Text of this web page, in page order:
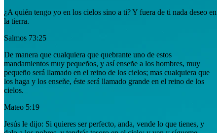
¿A quién tengo yo en los cielos sino a ti? Y fuera de ti nada deseo en
la tierra.
Salmos 73:25
De manera que cualquiera que quebrante uno de estos
mandamientos muy pequeños, y así enseñe a los hombres, muy
pequeño será llamado en el reino de los cielos; mas cualquiera que
los haga y los enseñe, éste será llamado grande en el reino de los
cielos.
Mateo 5:19
Jesús le dijo: Si quieres ser perfecto, anda, vende lo que tienes, y